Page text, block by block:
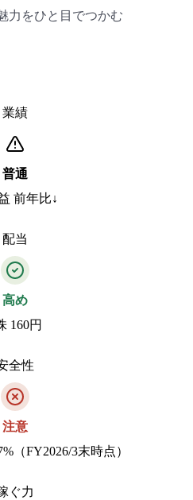
力をひと目でつかむ
業績
普通
前年比↓
配当
高め
160円
全性
注意
（FY2026/3末時点）
ぐ力